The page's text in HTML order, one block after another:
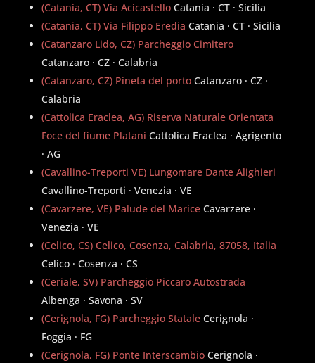
(Catania, CT) Via Acicastello Catania · CT · Sicilia
(Catania, CT) Via Filippo Eredia Catania · CT · Sicilia
(Catanzaro Lido, CZ) Parcheggio Cimitero
Catanzaro · CZ · Calabria
(Catanzaro, CZ) Pineta del porto Catanzaro · CZ ·
Calabria
(Cattolica Eraclea, AG) Riserva Naturale Orientata
Foce del fiume Platani Cattolica Eraclea · Agrigento
· AG
(Cavallino-Treporti VE) Lungomare Dante Alighieri
Cavallino-Treporti · Venezia · VE
(Cavarzere, VE) Palude del Marice Cavarzere ·
Venezia · VE
(Celico, CS) Celico, Cosenza, Calabria, 87058, Italia
Celico · Cosenza · CS
(Ceriale, SV) Parcheggio Piccaro Autostrada
Albenga · Savona · SV
(Cerignola, FG) Parcheggio Statale Cerignola ·
Foggia · FG
(Cerignola, FG) Ponte Interscambio Cerignola ·